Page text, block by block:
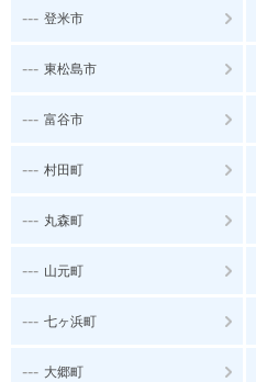
--- 登米市
--- 東松島市
--- 富谷市
--- 村田町
--- 丸森町
--- 山元町
--- 七ヶ浜町
--- 大郷町